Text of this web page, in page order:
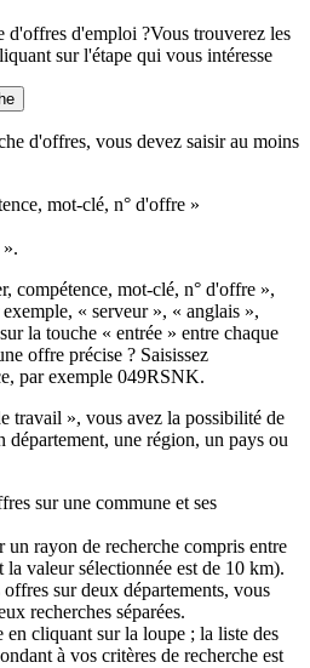
d'offres d'emploi ?Vous trouverez les
sur l'étape qui vous intéresse
d'offres, vous devez saisir au moins
mot-clé, n° d'offre »
compétence, mot-clé, n° d'offre »,
« serveur », « anglais »,
la touche « entrée » entre chaque
offre précise ? Saisissez
par exemple 049RSNK.
travail », vous avez la possibilité de
département, une région, un pays ou
sur une commune et ses
un rayon de recherche compris entre
valeur sélectionnée est de 10 km).
sur deux départements, vous
recherches séparées.
en cliquant sur la loupe ; la liste des
à vos critères de recherche est